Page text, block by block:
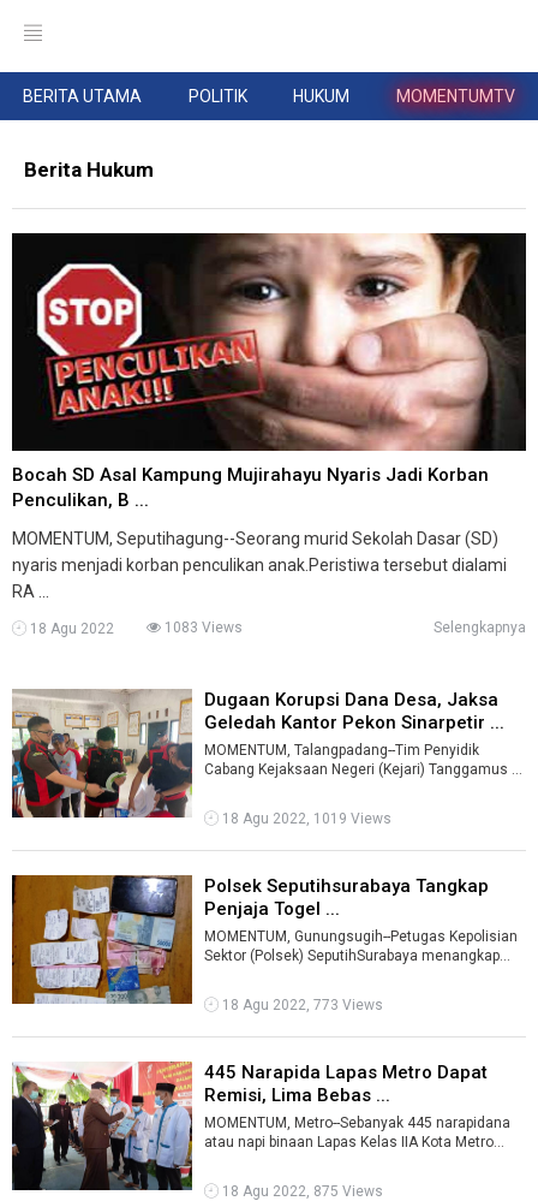
BERITA UTAMA POLITIK HUKUM MOMENTUMTV
Berita Hukum
Bocah SD Asal Kampung Mujirahayu Nyaris Jadi Korban
Penculikan, B ...
MOMENTUM, Seputihagung--Seorang murid Sekolah Dasar (SD)
nyaris menjadi korban penculikan anak.Peristiwa tersebut dialami
RA ...
18 Agu 2022 1083 Views Selengkapnya
Dugaan Korupsi Dana Desa, Jaksa
Geledah Kantor Pekon Sinarpetir ...
MOMENTUM, Talangpadang--Tim Penyidik
Cabang Kejaksaan Negeri (Kejari) Tanggamus di
18 Agu 2022, 1019 Views
Polsek Seputihsurabaya Tangkap
Penjaja Togel ...
MOMENTUM, Gunungsugih--Petugas Kepolisian
Sektor (Polsek) SeputihSurabaya menangkap
18 Agu 2022, 773 Views
445 Narapida Lapas Metro Dapat
Remisi, Lima Bebas ...
MOMENTUM, Metro--Sebanyak 445 narapidana
atau napi binaan Lapas Kelas IIA Kota Metro
18 Agu 2022, 875 Views